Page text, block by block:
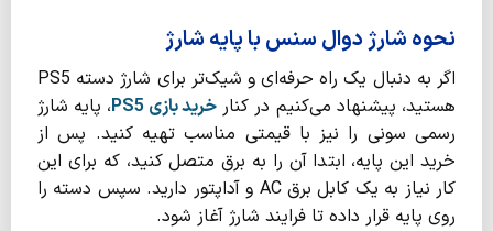
نحوه شارژ دوال سنس با پایه شارژ
اگر به دنبال یک راه حرفه‌ای و شیک‌تر برای شارژ دسته PS5
هستید، پیشنهاد می‌کنیم در کنارخرید بازی PS5، پایه شارژ
رسمی سونی را نیز با قیمتی مناسب تهیه کنید. پس از
خرید این پایه، ابتدا آن را به برق متصل کنید، که برای این
کار نیاز به یک کابل برق AC و آداپتور دارید. سپس دسته را
روی پایه قرار داده تا فرایند شارژ آغاز شود.